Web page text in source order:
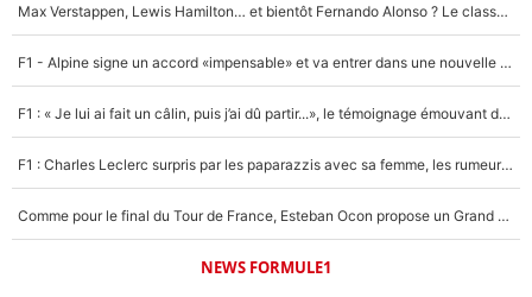
Max Verstappen, Lewis Hamilton… et bientôt Fernando Alonso ? Le classement des pilotes les mieux payés en Formule 1 risque de changer !
F1 - Alpine signe un accord «impensable» et va entrer dans une nouvelle dimension : Grande nouvelle pour Pierre Gasly !
F1 : « Je lui ai fait un câlin, puis j’ai dû partir...», le témoignage émouvant de Max Verstappen sur sa fille
F1 : Charles Leclerc surpris par les paparazzis avec sa femme, les rumeurs étaient vraies !
Comme pour le final du Tour de France, Esteban Ocon propose un Grand Prix de Formule 1 à Paris : «Autour de l’Arc de Triomphe, ce serait génial» !
NEWS FORMULE1